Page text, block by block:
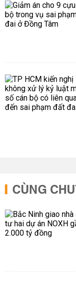
CÙNG